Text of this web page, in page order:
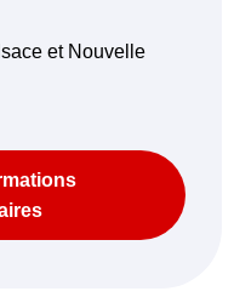
et Nouvelle